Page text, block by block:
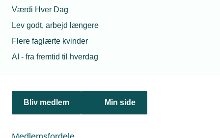
Værdi Hver Dag
Lev godt, arbejd længere
Flere faglærte kvinder
AI - fra fremtid til hverdag
Bliv medlem Min side
jura@tekniq.dk
tekniq@tekniq.dk